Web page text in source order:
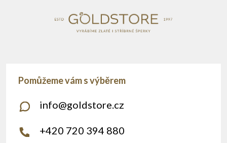
info@goldstore.cz
+420 720 394 880